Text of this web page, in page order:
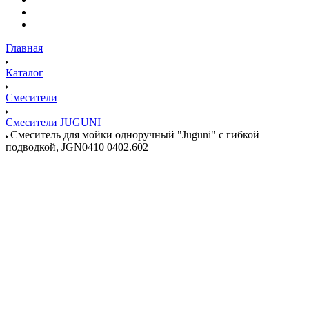
Главная
Каталог
Смесители
Смесители JUGUNI
Смеситель для мойки одноручный "Juguni" с гибкой
подводкой, JGN0410 0402.602